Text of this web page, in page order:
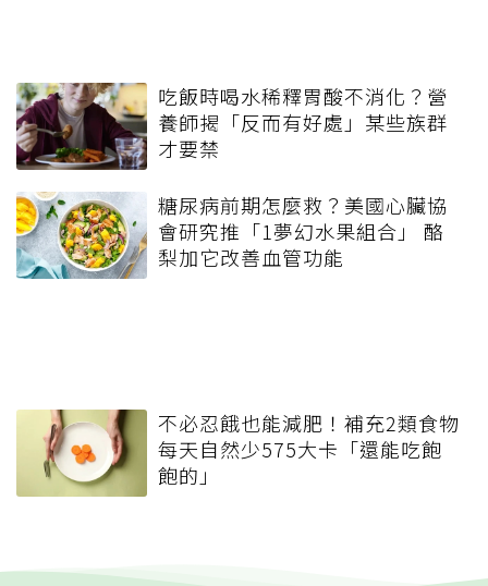
吃飯時喝水稀釋胃酸不消化？營
養師揭「反而有好處」某些族群
才要禁
糖尿病前期怎麼救？美國心臟協
會研究推「1夢幻水果組合」 酪
梨加它改善血管功能
不必忍餓也能減肥！補充2類食物
每天自然少575大卡「還能吃飽
飽的」